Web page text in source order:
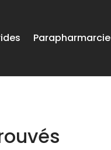
Parapharmarcie